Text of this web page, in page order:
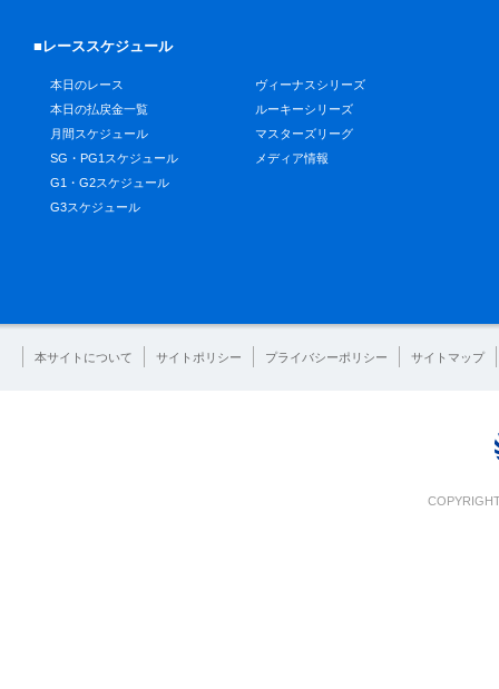
■レーススケジュール
本日のレース
本日の払戻金一覧
月間スケジュール
SG・PG1スケジュール
G1・G2スケジュール
G3スケジュール
ヴィーナスシリーズ
ルーキーシリーズ
マスターズリーグ
メディア情報
本サイトについて サイトポリシー プライバシーポリシー サイトマップ